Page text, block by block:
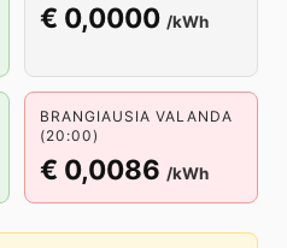
€ 0,0000 /kWh
BRANGIAUSIA VALANDA
(20:00)
€ 0,0086 /kWh